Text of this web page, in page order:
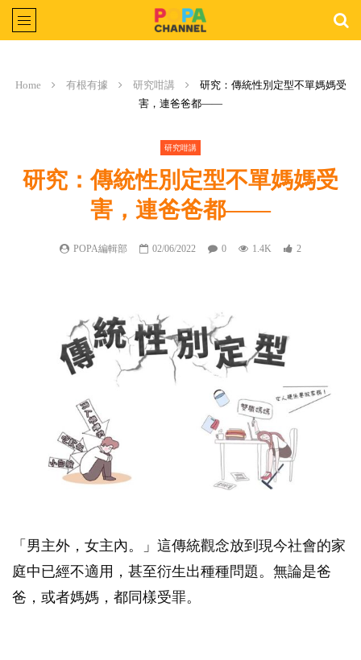
Home 有根有據 研究咁講
研究：傳統性別定型不單媽媽受
害，連爸爸都——
研究咁講
研究：傳統性別定型不單媽媽受
害，連爸爸都——
POPA編輯部 02/06/2022 0 1.4K 2
「男主外，女主內。」這傳統觀念放到現今社會的家
庭中已經不適用，甚至衍生出種種問題。無論是爸
爸，或者媽媽，都同樣受罪。